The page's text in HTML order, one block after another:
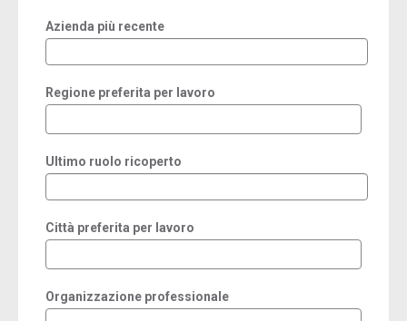
Azienda più recente
Regione preferita per lavoro
Ultimo ruolo ricoperto
Città preferita per lavoro
Organizzazione professionale